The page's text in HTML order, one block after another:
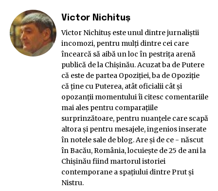
Victor Nichituș
Victor Nichituş este unul dintre jurnaliştii
incomozi, pentru mulţi dintre cei care
încearcă să aibă un loc în pestriţa arenă
publică de la Chişinău. Acuzat ba de Putere
că este de partea Opoziției, ba de Opoziție
că ține cu Puterea, atât oficialii cât şi
opozanţii momentului îi citesc comentariile
mai ales pentru comparaţiile
surprinzătoare, pentru nuanţele care scapă
altora şi pentru mesajele, ingenios inserate
în notele sale de blog. Are și de ce - născut
în Bacău, România, locuiește de 25 de ani la
Chișinău fiind martorul istoriei
contemporane a spațiului dintre Prut și
Nistru.
All ABUZURI ACADEMICA
Administratie
Afaceri Europene
Agribusiness
Agricultura
Alternativ Analiza
Antreprenoriat
Aparare
Arta Auto BANI PUBLICI
Big Pharma
Caritate Cenzurat
CINEMA / Film
Comert
Commedia dell'Arte
COMUNICARE
CORUPTIE Culinar
Cultura
Dezinformare / Fake news
Diaspora
DIGITAL WORLD
Diplomatie
Ecologie Economie
Educatie
ENERGIE Entertainment
EXCLUSIVITATE
Externe
Fauda & Frauda Featured
Financiar
GEOPOLITICA
GEOPOLITICA
ILEGAL non-stop
Infrastructură
Intelligence Intern
International
Investitii
Libertatea de exprimare